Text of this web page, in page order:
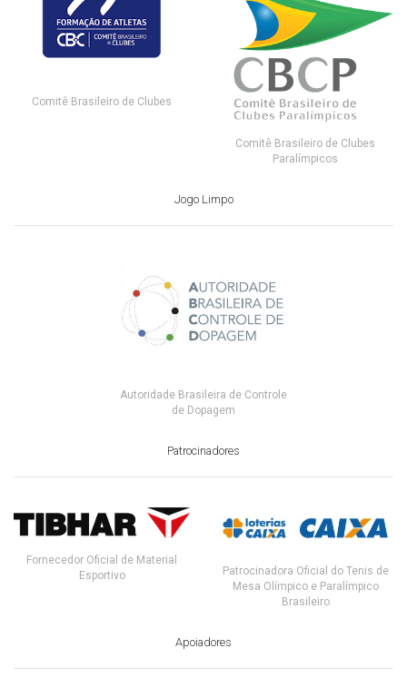
Comitê Brasileiro de Clubes
Comitê Brasileiro de Clubes
Paralímpicos
Jogo Limpo
Autoridade Brasileira de Controle
de Dopagem
Patrocinadores
Fornecedor Oficial de Material
Esportivo
Patrocinadora Oficial do Tenis de
Mesa Olímpico e Paralímpico
Brasileiro
Apoiadores